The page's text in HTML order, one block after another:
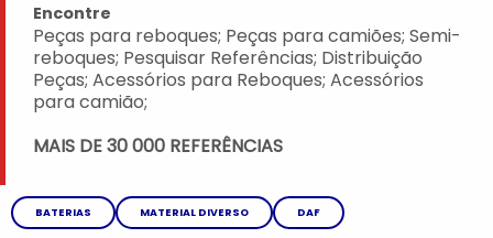
Encontre
Peças para reboques; Peças para camiões; Semi-
reboques; Pesquisar Referências; Distribuição
Peças; Acessórios para Reboques; Acessórios
para camião;
MAIS DE 30 000 REFERÊNCIAS
BATERIAS MATERIAL DIVERSO DAF